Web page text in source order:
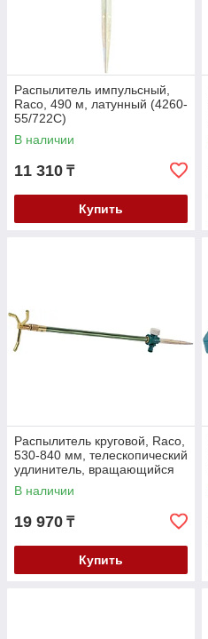
Распылитель импульсный,
Raco, 490 м, латунный (4260-
55/722C)
В наличии
11 310 ₸
Купить
Распылитель круговой, Raco,
530-840 мм, телескопический
удлинитель, вращающийся
(4260-55/656C)
В наличии
19 970 ₸
Купить